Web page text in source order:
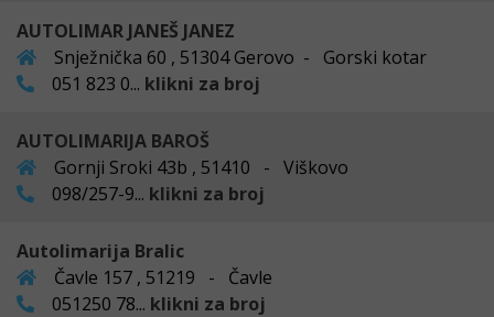
AUTOLIMAR JANEŠ JANEZ
Snježnička 60 , 51304 Gerovo - Gorski kotar
051 823 0... klikni za broj
AUTOLIMARIJA BAROŠ
Gornji Sroki 43b , 51410 - Viškovo
098/257-9... klikni za broj
Autolimarija Bralic
Čavle 157 , 51219 - Čavle
051250 78... klikni za broj